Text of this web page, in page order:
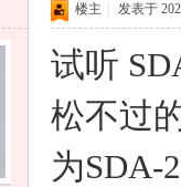
楼主 发表于
试听
松不过
为SDA-